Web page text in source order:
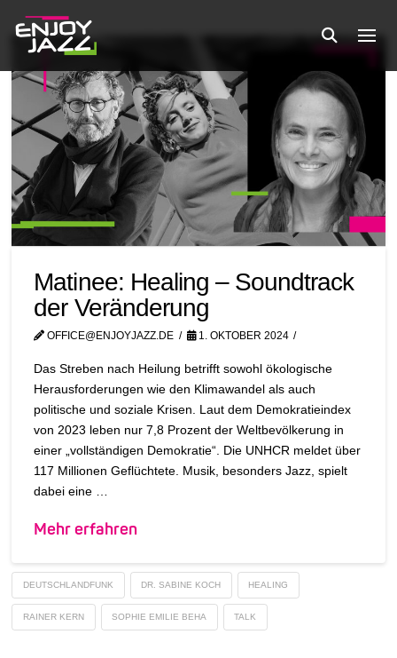
Matinee: Healing – Soundtrack
der Veränderung
OFFICE@ENJOYJAZZ.DE 1. OKTOBER 2024
Das Streben nach Heilung betrifft sowohl ökologische
Herausforderungen wie den Klimawandel als auch
politische und soziale Krisen. Laut dem Demokratieindex
von 2023 leben nur 7,8 Prozent der Weltbevölkerung in
einer „vollständigen Demokratie“. Die UNHCR meldet über
117 Millionen Geflüchtete. Musik, besonders Jazz, spielt
dabei eine …
Mehr erfahren
DEUTSCHLANDFUNK DR. SABINE KOCH HEALING
RAINER KERN SOPHIE EMILIE BEHA TALK